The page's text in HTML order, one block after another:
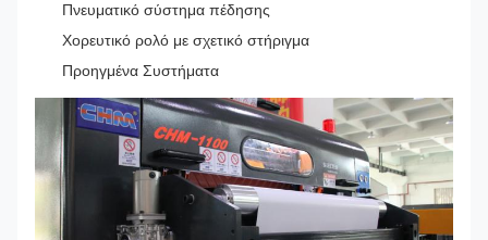
Πνευματικό σύστημα πέδησης
Χορευτικό ρολό με σχετικό στήριγμα
Προηγμένα Συστήματα